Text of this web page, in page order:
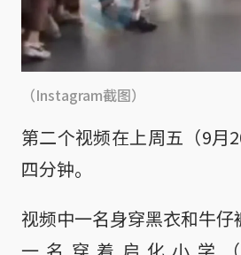
（Instagram截图）
第二个视频在上周五（9月
四分钟。
视频中一名身穿黑衣和牛